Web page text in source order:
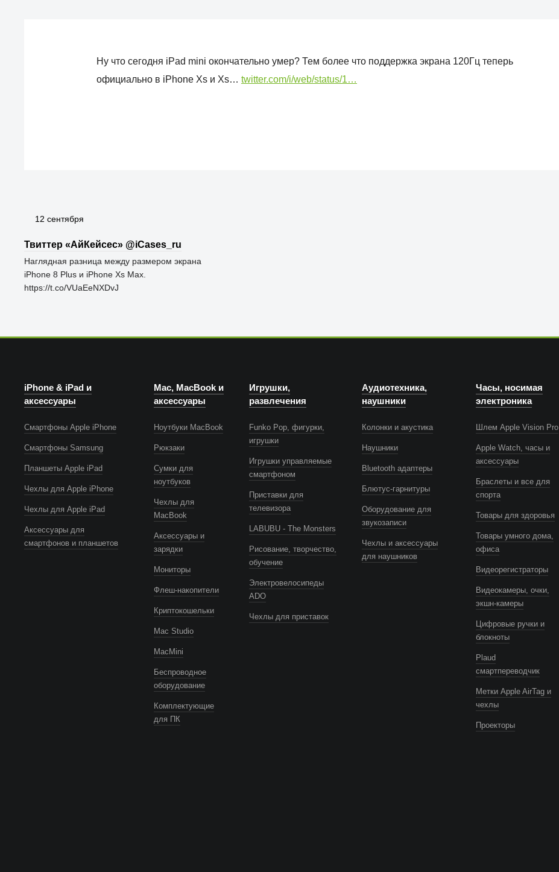
Ну что сегодня iPad mini окончательно умер? Тем более что поддержка экрана 120Гц теперь
официально в iPhone Xs и Xs… twitter.com/i/web/status/1…
12 сентября
Твиттер «АйКейсес» ‏@iCases_ru
Наглядная разница между размером экрана
iPhone 8 Plus и iPhone Xs Max.
https://t.co/VUaEeNXDvJ
iPhone & iPad и
аксессуары
Смартфоны Apple iPhone
Смартфоны Samsung
Планшеты Apple iPad
Чехлы для Apple iPhone
Чехлы для Apple iPad
Аксессуары для
смартфонов и планшетов
Mac, MacBook и
аксессуары
Ноутбуки MacBook
Рюкзаки
Сумки для
ноутбуков
Чехлы для
MacBook
Аксессуары и
зарядки
Мониторы
Флеш-накопители
Криптокошельки
Mac Studio
MacMini
Беспроводное
оборудование
Комплектующие
для ПК
Игрушки,
развлечения
Funko Pop, фигурки,
игрушки
Игрушки управляемые
смартфоном
Приставки для
телевизора
LABUBU - The Monsters
Рисование, творчество,
обучение
Электровелосипеды
ADO
Чехлы для приставок
Аудиотехника,
наушники
Колонки и акустика
Наушники
Bluetooth адаптеры
Блютус-гарнитуры
Оборудование для
звукозаписи
Чехлы и аксессуары
для наушников
Часы, носимая
электроника
Шлем Apple Vision Pro
Apple Watch, часы и
аксессуары
Браслеты и все для
спорта
Товары для здоровья
Товары умного дома,
офиса
Видеорегистраторы
Видеокамеры, очки,
экшн-камеры
Цифровые ручки и
блокноты
Plaud
смартпереводчик
Метки Apple AirTag и
чехлы
Проекторы